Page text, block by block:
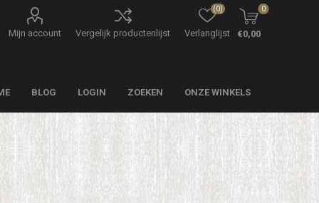
Mijn account Vergelijk productenlijst Verlanglijst
(0) 0
€0,00
BLOG LOGIN ZOEKEN ONZE WINKELS